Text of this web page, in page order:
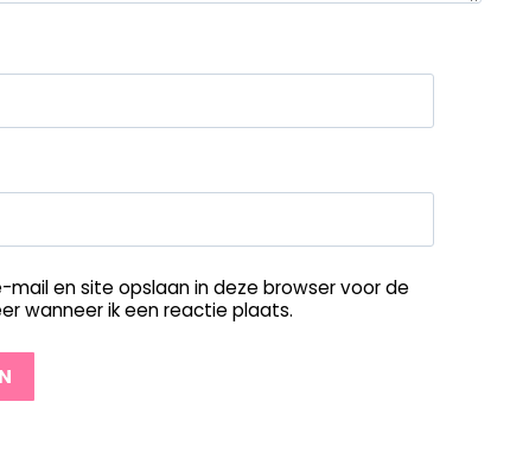
mail en site opslaan in deze browser voor de
wanneer ik een reactie plaats.